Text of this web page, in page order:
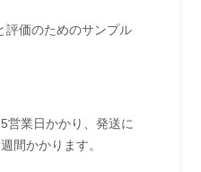
評価のためのサンプル
営業日かかり、発送に
間かかります。